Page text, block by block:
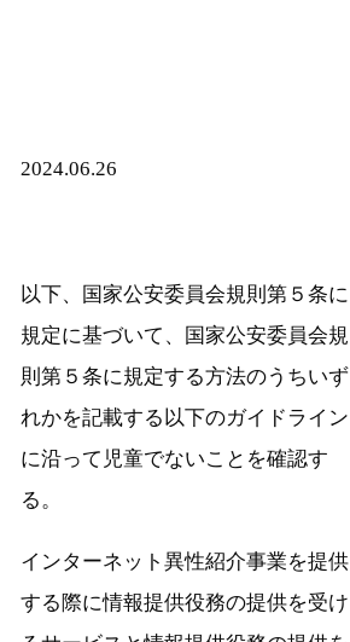
2024.06.26
以下、国家公安委員会規則第５条に
規定に基づいて、国家公安委員会規
則第５条に規定する方法のうちいず
れかを記載する以下のガイドライン
に沿って児童でないことを確認す
る。
インターネット異性紹介事業を提供
する際に情報提供役務の提供を受け